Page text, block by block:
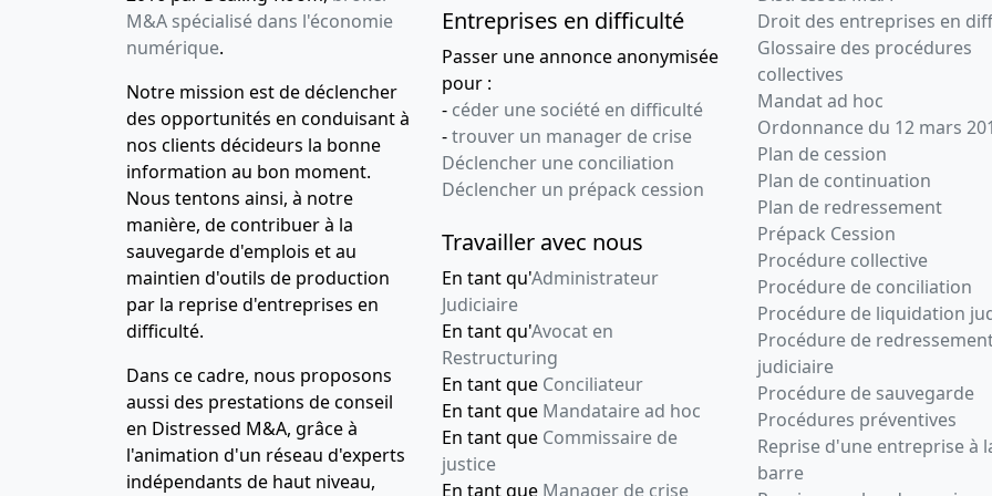
M&A spécialisé dans l'économie
numérique.
Notre mission est de déclencher
des opportunités en conduisant à
nos clients décideurs la bonne
information au bon moment.
Nous tentons ainsi, à notre
manière, de contribuer à la
sauvegarde d'emplois et au
maintien d'outils de production
par la reprise d'entreprises en
difficulté.
Dans ce cadre, nous proposons
aussi des prestations de conseil
en Distressed M&A, grâce à
l'animation d'un réseau d'experts
indépendants de haut niveau,
Entreprises en difficulté
Passer une annonce anonymisée
pour :
- céder une société en difficulté
-trouver un manager de crise
Déclencher une conciliation
Déclencher un prépack cession
Travailler avec nous
En tant qu'Administrateur
Judiciaire
En tant qu'Avocat en
Restructuring
En tant que Conciliateur
En tant que Mandataire ad hoc
En tant que Commissaire de
justice
En tant que Manager de crise
Droit des entreprises en
Glossaire des procédures
collectives
Mandat ad hoc
Ordonnance du 12 mars
Plan de cession
Plan de continuation
Plan de redressement
Prépack Cession
Procédure collective
Procédure de conciliation
Procédure de liquidation
Procédure de
judiciaire
Procédure de sauvegarde
Procédures préventives
Reprise d'une entreprise à
barre